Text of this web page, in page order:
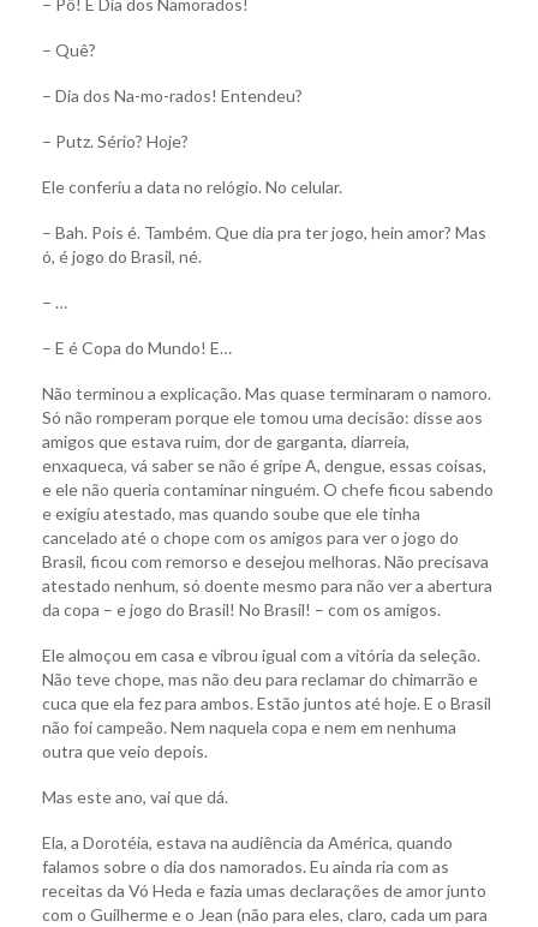
– Pô! É Dia dos Namorados!
– Quê?
– Dia dos Na-mo-rados! Entendeu?
– Putz. Sério? Hoje?
Ele conferiu a data no relógio. No celular.
– Bah. Pois é. Também. Que dia pra ter jogo, hein amor? Mas
ó, é jogo do Brasil, né.
– …
– E é Copa do Mundo! E…
Não terminou a explicação. Mas quase terminaram o namoro.
Só não romperam porque ele tomou uma decisão: disse aos
amigos que estava ruim, dor de garganta, diarreia,
enxaqueca, vá saber se não é gripe A, dengue, essas coisas,
e ele não queria contaminar ninguém. O chefe ficou sabendo
e exigiu atestado, mas quando soube que ele tinha
cancelado até o chope com os amigos para ver o jogo do
Brasil, ficou com remorso e desejou melhoras. Não precisava
atestado nenhum, só doente mesmo para não ver a abertura
da copa – e jogo do Brasil! No Brasil! – com os amigos.
Ele almoçou em casa e vibrou igual com a vitória da seleção.
Não teve chope, mas não deu para reclamar do chimarrão e
cuca que ela fez para ambos. Estão juntos até hoje. E o Brasil
não foi campeão. Nem naquela copa e nem em nenhuma
outra que veio depois.
Mas este ano, vai que dá.
Ela, a Dorotéia, estava na audiência da América, quando
falamos sobre o dia dos namorados. Eu ainda ria com as
receitas da Vó Heda e fazia umas declarações de amor junto
com o Guilherme e o Jean (não para eles, claro, cada um para